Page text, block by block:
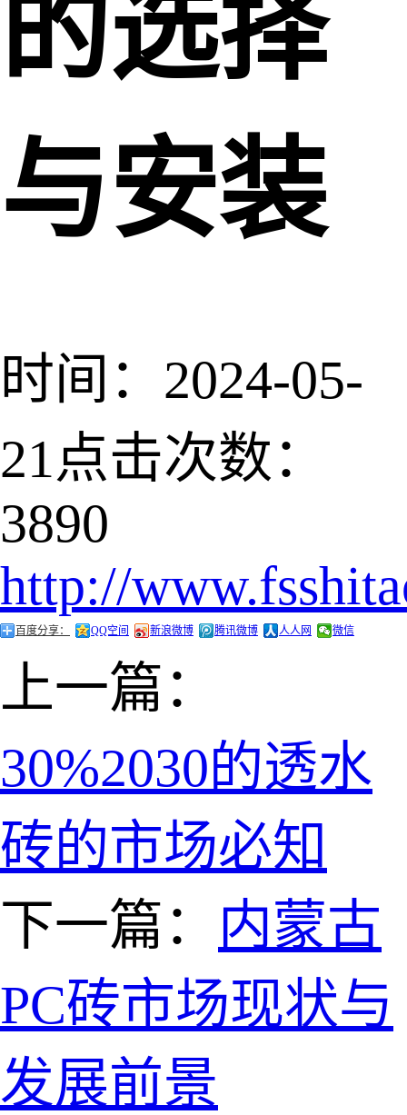
的选择
与安装
时间：2024-05-
21点击次数：
3890
http://
百度分享： QQ空间 新浪微博 腾讯微博 人人网 微信
上一篇：
30%2030的透水
砖的市场必知
下一篇： 内蒙古
PC砖市场现状与
发展前景